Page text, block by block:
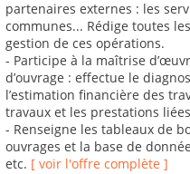
partenaires externes : les
communes... Rédige toutes
gestion de ces opérations.
- Participe à la maîtrise
d’ouvrage : effectue le
l’estimation financière des
travaux et les prestations
- Renseigne les tableaux de
ouvrages et la base de
etc. [ voir l'offre complète ]